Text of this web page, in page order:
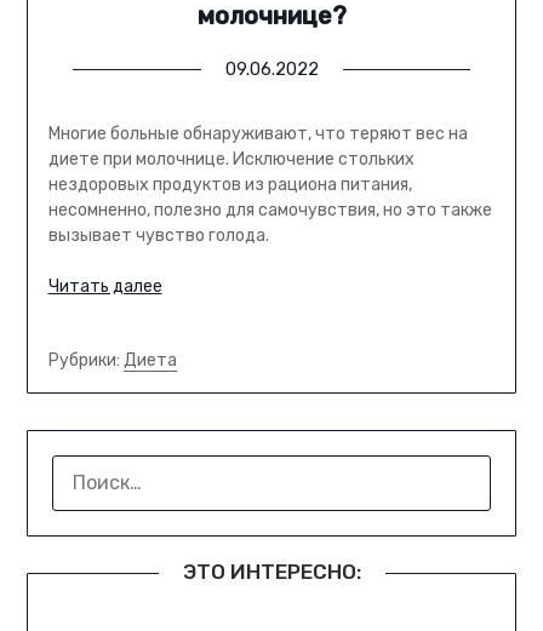
молочнице?
09.06.2022
Многие больные обнаруживают, что теряют вес на
диете при молочнице. Исключение стольких
нездоровых продуктов из рациона питания,
несомненно, полезно для самочувствия, но это также
вызывает чувство голода.
Читать далее
Рубрики: Диета
ЭТО ИНТЕРЕСНО: